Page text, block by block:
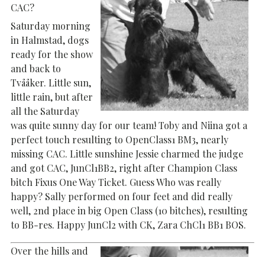
CAC?
Saturday morning
in Halmstad, dogs
ready for the show
and back to
Tvååker. Little sun,
little rain, but after
all the Saturday
was quite sunny day for our team! Toby and Niina got a
perfect touch resulting to OpenClass1 BM3, nearly
missing CAC. Little sunshine Jessie charmed the judge
and got CAC, JunCl1BB2, right after Champion Class
bitch Fixus One Way Ticket. Guess Who was really
happy? Sally performed on four feet and did really
well, 2nd place in big Open Class (10 bitches), resulting
to BB-res. Happy JunCl2 with CK, Zara ChCl1 BB1 BOS.
Over the hills and